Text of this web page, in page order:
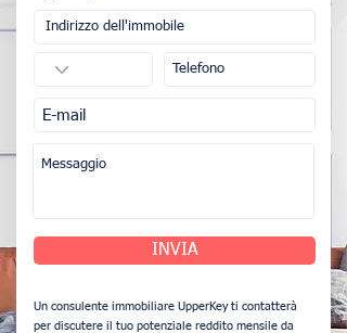
INVIA
Un consulente immobiliare UpperKey ti contatterà
per discutere il tuo potenziale reddito mensile da